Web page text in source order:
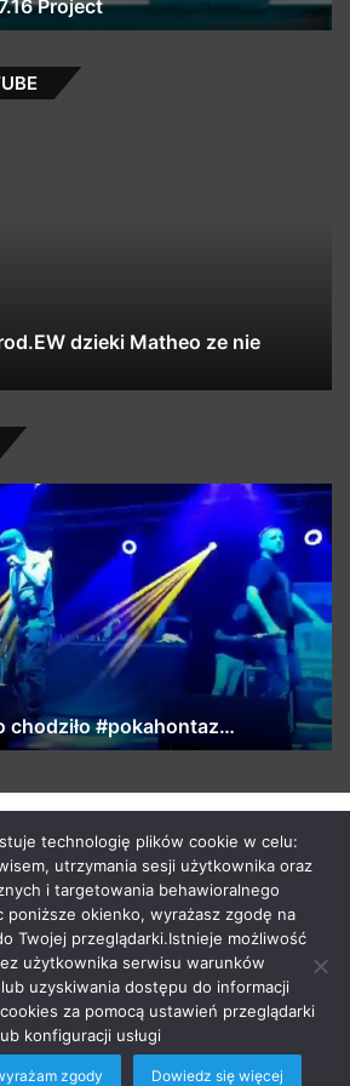
Project
dzieki Matheo ze nie
chodziło #pokahontaz…
A
by macabrismix 2019
Samochodowa/ Who is the killer
Racibórz/Przewozy Międzynarodowe
Szwalnia/Meble Racibórz
Newsy Z Fejsa
Newsy Z Klubów
Soundcloud Nadaje
Imprezy Koncert
KONTAKT
technologię plików cookie w celu:
utrzymania sesji użytkownika oraz
i targetowania behawioralnego
poniższe okienko, wyrażasz zgodę na
Twojej przeglądarki.Istnieje możliwość
użytkownika serwisu warunków
uzyskiwania dostępu do informacji
za pomocą ustawień przeglądarki
konfiguracji usługi
zgody Dowiedz się więcej